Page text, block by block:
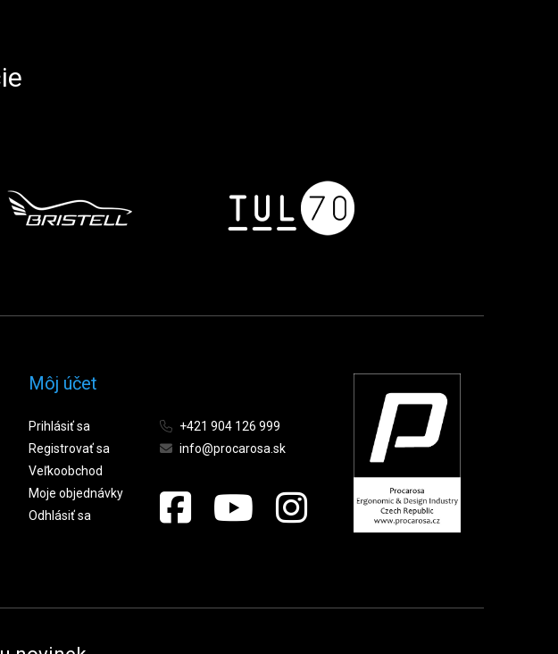
Môj účet
Prihlásiť sa
Registrovať sa
Veľkoobchod
Moje objednávky
Odhlásiť sa
+421 904 126 999
info@procarosa.sk